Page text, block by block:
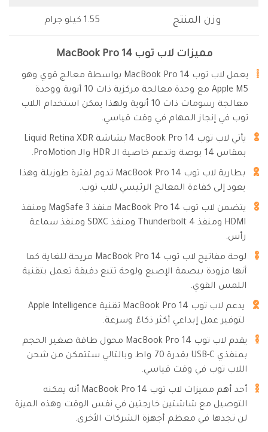
وزن المنتج 1.55 كيلو جرام
مميزات لاب توب MacBook Pro 14
يعمل لاب توب MacBook Pro 14 بواسطة معالج قوي وهو
Apple M5 مع وحدة معالجة مركزية ذات 10 أنوية ووحدة
معالجة رسومات ذات 10 أنوية ولهذا يمكن استخدام اللاب
توب في إنجاز المهام في وقت قياسي.
يأتي لاب توب MacBook Pro 14 بشاشة Liquid Retina XDR
بمقاس 14 بوصة وتدعم خاصية الـ HDR والـ ProMotion.
بطارية لاب توب MacBook Pro 14 تدوم لفترة طوزيلة وهذا
يعود إلى كفاءة المعالج الرئيسي للاب توب.
يتضمن لاب توب MacBook Pro 14 منفذ MagSafe 3 ومنفذ
HDMI ومنفذ Thunderbolt 4 ومنفذ SDXC ومنفذ سماعة
رأس.
لوحة مفاتيح لاب توب MacBook Pro 14 مريحة للغاية كما
أنها مزودة ببصمة الإصبع ولوحة تتبع دقيقة تعمل بتقنية
اللمس القوي.
يدعم لاب توب MacBook Pro 14 تقنية Apple Intelligence
لتوفير عمل إبداعي أكثر ذكاءً وسرعة.
يقدم لاب توب MacBook Pro 14 محول طاقة صغير الحجم
بمنفذي USB-C بقدرة 70 واط وبالتالي ستتمكن من شحن
اللاب توب في وقت قياسي.
أحد أهم مميزات لاب توب MacBook Pro 14 أنه يمكنه
التوصيل مع شاشتين خارجتين في نفس الوقت وهذه الميزة
لن تجدها في معظم أجهزة الشركات الأخرى.